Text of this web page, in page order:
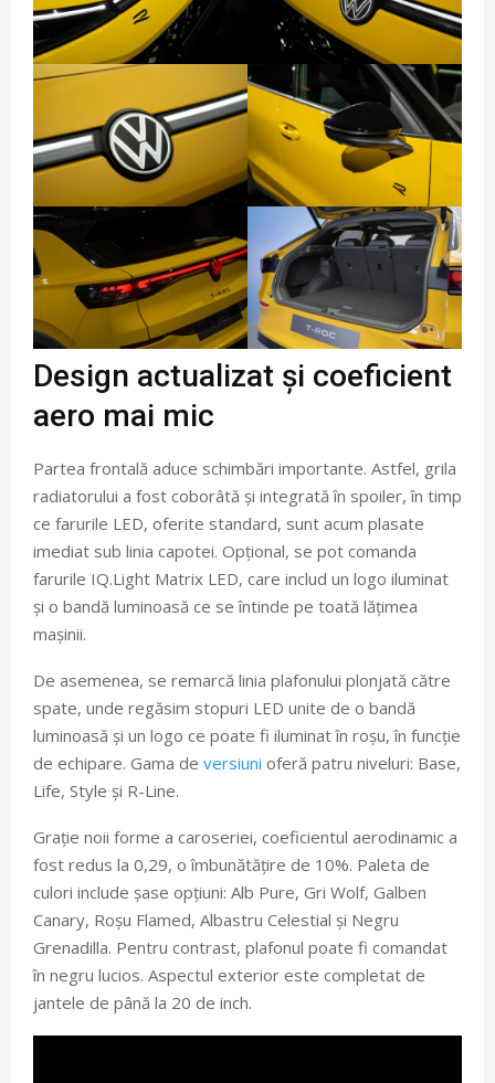
Design actualizat și coeficient
aero mai mic
Partea frontală aduce schimbări importante. Astfel, grila
radiatorului a fost coborâtă și integrată în spoiler, în timp
ce farurile LED, oferite standard, sunt acum plasate
imediat sub linia capotei. Opțional, se pot comanda
farurile IQ.Light Matrix LED, care includ un logo iluminat
și o bandă luminoasă ce se întinde pe toată lățimea
mașinii.
De asemenea, se remarcă linia plafonului plonjată către
spate, unde regăsim stopuri LED unite de o bandă
luminoasă și un logo ce poate fi iluminat în roșu, în funcție
de echipare. Gama de versiuni oferă patru niveluri: Base,
Life, Style și R-Line.
Grație noii forme a caroseriei, coeficientul aerodinamic a
fost redus la 0,29, o îmbunătățire de 10%. Paleta de
culori include șase opțiuni: Alb Pure, Gri Wolf, Galben
Canary, Roșu Flamed, Albastru Celestial și Negru
Grenadilla. Pentru contrast, plafonul poate fi comandat
în negru lucios. Aspectul exterior este completat de
jantele de până la 20 de inch.